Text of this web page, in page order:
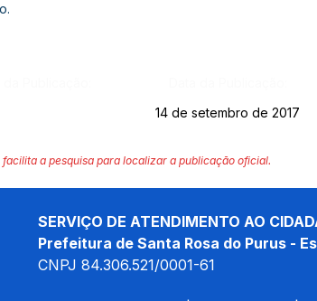
14 de setembro de 2017
a pesquisa para localizar a publicação oficial.
SERVIÇO DE ATENDIMENTO AO
Prefeitura de Santa Rosa do Purus -
CNPJ 84.306.521/0001-61